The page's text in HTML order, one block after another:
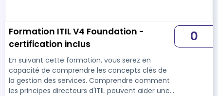
Formation ITIL V4 Foundation -
certification inclus
En suivant cette formation, vous serez en
capacité de comprendre les concepts clés de
la gestion des services. Comprendre comment
les principes directeurs d'ITIL peuvent aider une
0